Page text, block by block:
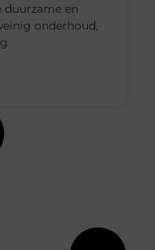
duurzame en
onderhoud,